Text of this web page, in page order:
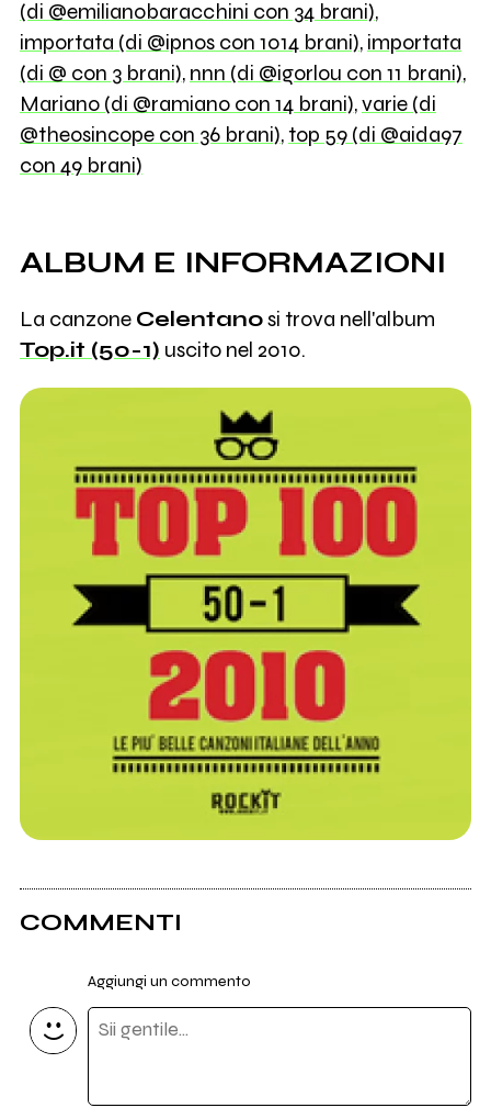
(di @emilianobaracchini con 34 brani),
importata (di @ipnos con 1014 brani), importata
(di @ con 3 brani), nnn (di @igorlou con 11 brani),
Mariano (di @ramiano con 14 brani),varie (di
@theosincope con 36 brani),top 59 (di @aida97
con 49 brani)
ALBUM E INFORMAZIONI
La canzone Celentanosi trova nell'album
Top.it (50-1) uscito nel 2010.
COMMENTI
Aggiungi un commento